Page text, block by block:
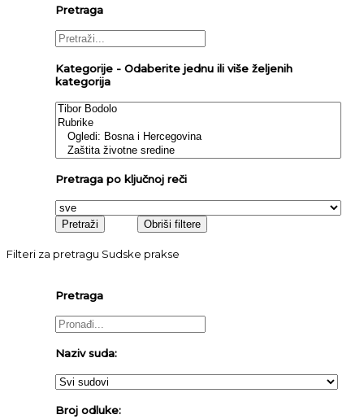
Pretraga
Kategorije - Odaberite jednu ili više željenih
kategorija
Pretraga po ključnoj reči
Filteri za pretragu Sudske prakse
Pretraga
Naziv suda:
Broj odluke: